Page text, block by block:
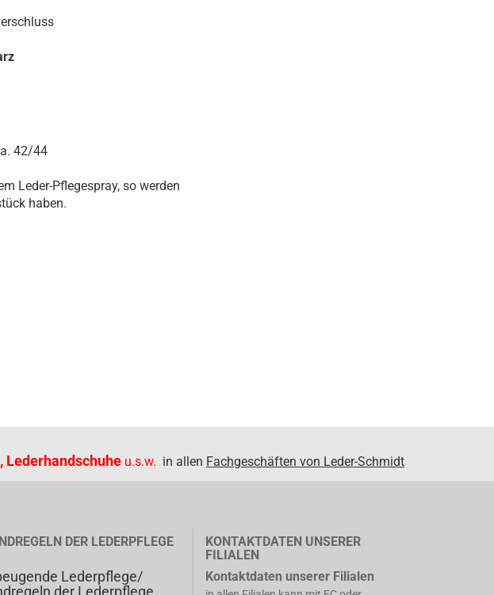
42/44
Leder-Pflegespray, so werden
haben.
Lederhandschuhe u.s.w. in allen Fachgeschäften von Leder-Schmidt
DER LEDERPFLEGE
Lederpflege/
KONTAKTDATEN UNSERER
FILIALEN
Kontaktdaten unserer Filialen